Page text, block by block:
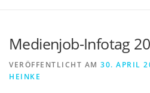
INSTITUT FORSCHUNG
Medienjob-Infotag
VERÖFFENTLICHT AM 30. APRIL
HEINKE